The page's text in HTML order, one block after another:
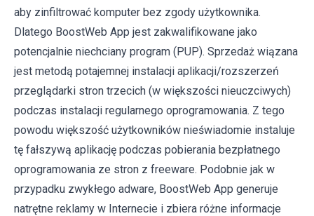
aby zinfiltrować komputer bez zgody użytkownika.
Dlatego BoostWeb App jest zakwalifikowane jako
potencjalnie niechciany program (PUP). Sprzedaż wiązana
jest metodą potajemnej instalacji aplikacji/rozszerzeń
przeglądarki stron trzecich (w większości nieuczciwych)
podczas instalacji regularnego oprogramowania. Z tego
powodu większość użytkowników nieświadomie instaluje
tę fałszywą aplikację podczas pobierania bezpłatnego
oprogramowania ze stron z freeware. Podobnie jak w
przypadku zwykłego adware, BoostWeb App generuje
natrętne reklamy w Internecie i zbiera różne informacje